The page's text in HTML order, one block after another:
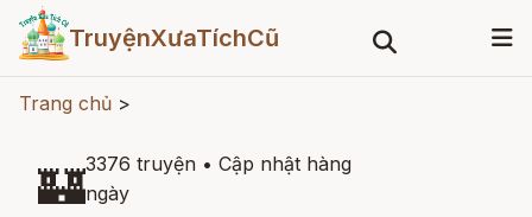
TruyệnXưaTíchCũ
Trang chủ >
🏰3376 truyện • Cập nhật hàng
ngày